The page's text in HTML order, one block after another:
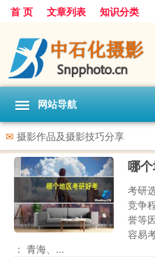
首 页 文章列表 知识分类
网站导航
✉ 摄影作品及摄影技巧分享
哪
考研
竞争
誉等
容易
： 青海、...